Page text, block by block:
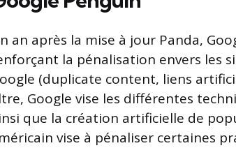
an après la mise à jour Panda,
la pénalisation envers les
(duplicate content, liens
Google vise les différentes
que la création artificielle de
vise à pénaliser certaines